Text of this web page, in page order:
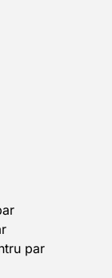
par